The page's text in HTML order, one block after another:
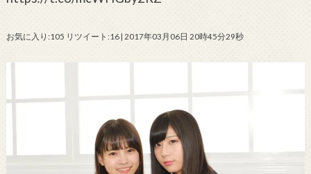
お気に入り:105 リツイート:16 | 2017年03月06日 20時45分29秒